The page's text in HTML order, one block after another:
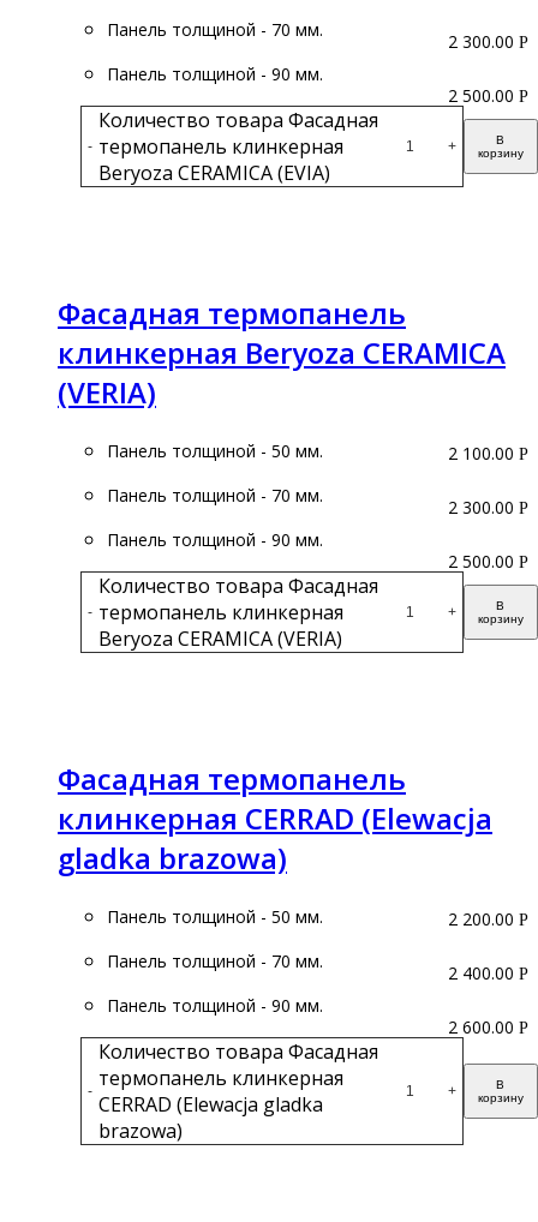
Панель толщиной - 70 мм.
Панель толщиной - 90 мм.
-
Количество товара Фасадная
термопанель клинкерная
Beryoza CERAMICA (EVIA)
+
В
корзину
2 300.00 Р
2 500.00 Р
Фасадная термопанель
клинкерная Beryoza CERAMICA
(VERIA)
Панель толщиной - 50 мм.
Панель толщиной - 70 мм.
Панель толщиной - 90 мм.
-
Количество товара Фасадная
термопанель клинкерная
Beryoza CERAMICA (VERIA)
+
В
корзину
2 100.00 Р
2 300.00 Р
2 500.00 Р
Фасадная термопанель
клинкерная CERRAD (Elewacja
gladka brazowa)
Подробнее
Панель толщиной - 50 мм.
Панель толщиной - 70 мм.
Панель толщиной - 90 мм.
-
Количество товара Фасадная
термопанель клинкерная
CERRAD (Elewacja gladka
brazowa)
+
В
корзину
2 200.00 Р
2 400.00 Р
2 600.00 Р